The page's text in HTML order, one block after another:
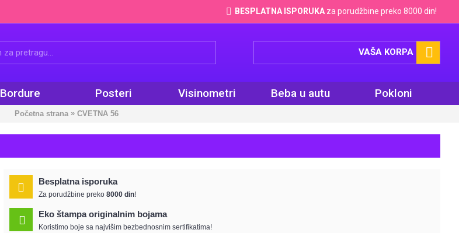
BESPLATNA ISPORUKA za porudžbine preko 8000 din!
VAŠA KORPA
Bordure Posteri Visinometri Beba u autu Pokloni
Početna strana » CVETNA 56
Besplatna isporuka
Za porudžbine preko 8000 din!
Eko štampa originalnim bojama
Koristimo boje sa najvišim bezbednosnim sertifikatima!